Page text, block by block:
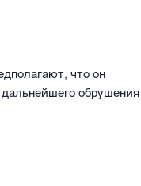
что он
обрушения